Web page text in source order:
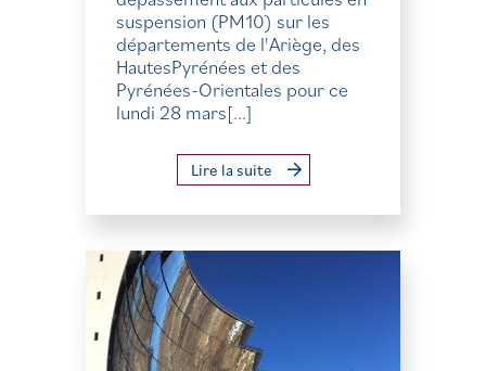
suspension (PM10) sur les
départements de l'Ariège, des
HautesPyrénées et des
Pyrénées-Orientales pour ce
lundi 28 mars[...]
Lire la suite